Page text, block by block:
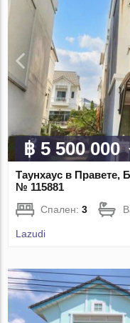
฿ 5 500 000
Таунхаус в Правете,
№ 115881
Спален:3
Lazudi